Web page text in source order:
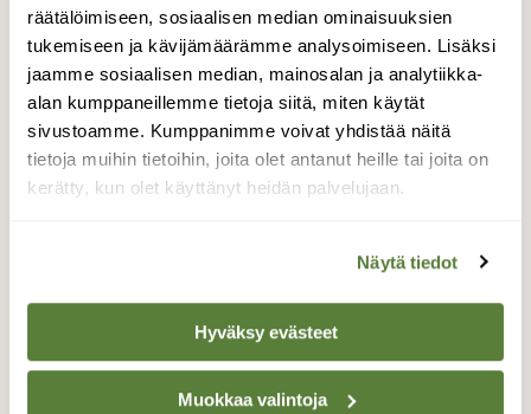
räätälöimiseen, sosiaalisen median ominaisuuksien
tukemiseen ja kävijämäärämme analysoimiseen. Lisäksi
jaamme sosiaalisen median, mainosalan ja analytiikka-
alan kumppaneillemme tietoja siitä, miten käytät
sivustoamme. Kumppanimme voivat yhdistää näitä
tietoja muihin tietoihin, joita olet antanut heille tai joita on
kerätty, kun olet käyttänyt heidän palvelujaan.
Näytä tiedot
Hyväksy evästeet
Muokkaa valintoja
Iltarusko
Hienot sävyt heijastuivat iltaruskon aikaan
Valokuvaaja: Leena Rissanen, Valtimo Huhtikuu